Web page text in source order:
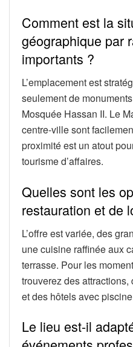
Comment est la
géographique par
importants ?
L’emplacement est
seulement de
Mosquée Hassan II. Le
centre-ville sont
proximité est un atout
tourisme d’affaires.
Quelles sont les
restauration et de
L’offre est variée, des
une cuisine raffinée aux
terrasse. Pour les
trouverez des
et des hôtels avec
Le lieu est-il